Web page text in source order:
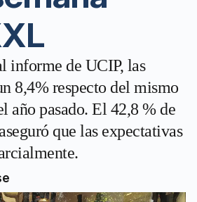
informe de UCIP, las
8,4% respecto del mismo
año pasado. El 42,8 % de
que las expectativas